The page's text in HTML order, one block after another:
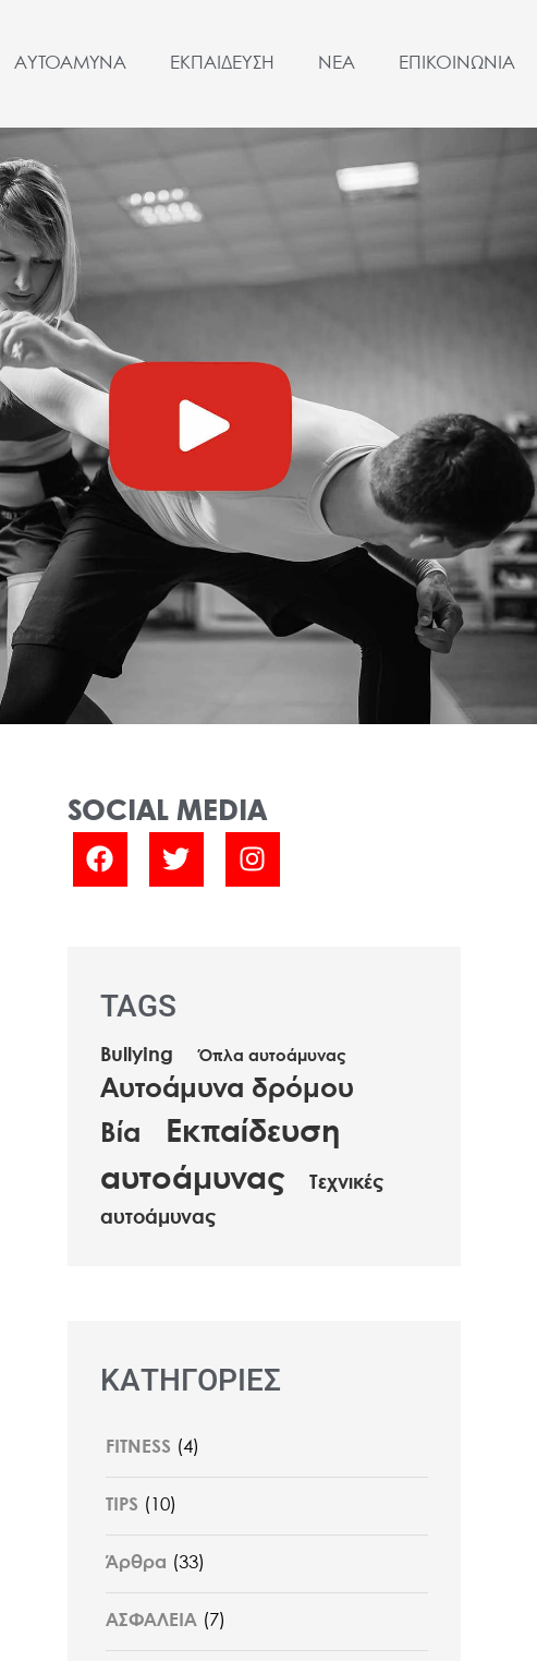
ΑΥΤΟΑΜΥΝΑ ΕΚΠΑΙΔΕΥΣΗ ΝΕΑ ΕΠΙΚΟΙΝΩΝΙΑ
SOCIAL MEDIA
TAGS
Bullying Όπλα αυτοάμυνας
Αυτοάμυνα δρόμου
Βία
Εκπαίδευση
αυτοάμυνας
Τεχνικές
αυτοάμυνας
ΚΑΤΗΓΟΡΙΕΣ
FITNESS (4)
TIPS (10)
Άρθρα (33)
ΑΣΦΑΛΕΙΑ(7)